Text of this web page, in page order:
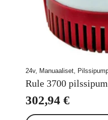
24v, Manuaaliset,
Rule 3700
302,94 €